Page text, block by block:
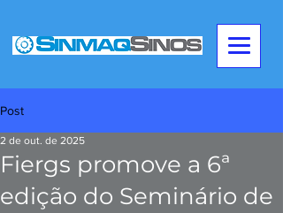
Post
Fiergs promove a 6ª
edição do Seminário de
2 de out. de 2025